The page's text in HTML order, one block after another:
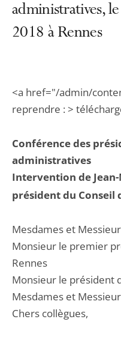
administratives,
2018 à Rennes
<a href="/admin/
reprendre : >
Conférence des
administratives
Intervention de Jean-
président du Conseil
Mesdames et
Monsieur le premier
Rennes
Monsieur le président
Mesdames et
Chers collègues,